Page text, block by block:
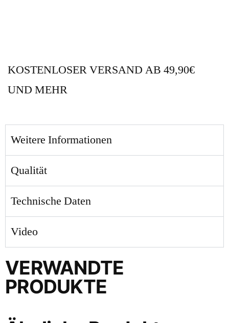
KOSTENLOSER VERSAND AB 49,90€
UND MEHR
Weitere Informationen
Qualität
Technische Daten
Video
VERWANDTE
PRODUKTE